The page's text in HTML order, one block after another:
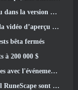
Waves 3.3 Mise à jour
de Neverness To Everness
bêta fermés
à 200 000 $
Martian Robotic Games
lancées aujourd'hui